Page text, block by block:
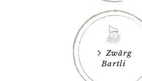
Zwärg
Bartli